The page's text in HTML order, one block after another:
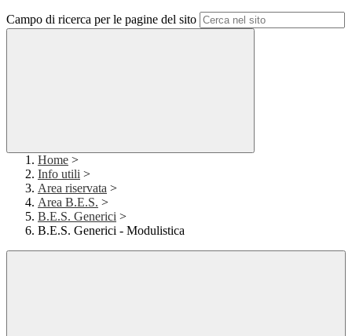
Campo di ricerca per le pagine del sito
Home >
Info utili >
Area riservata >
Area B.E.S. >
B.E.S. Generici >
B.E.S. Generici - Modulistica